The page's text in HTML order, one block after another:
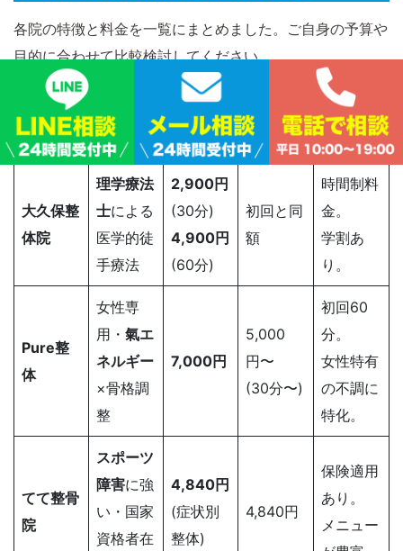
各院の特徴と料金を一覧にまとめました。ご自身の予算や
目的に合わせて比較検討してください。
院名 主な特徴
初回料金
(目安)
2回目以
降(目安)
施術時
間/備考
大久保整
体院
理学療法
士による
医学的徒
手療法
2,900円
(30分)
4,900円
(60分)
初回と同
額
時間制料
金。
学割あ
り。
Pure整
体
女性専
用・ 氣エ
ネルギー
×骨格調
整
7,000円
5,000
円〜
(30分〜)
初回60
分。
女性特有
の不調に
特化。
てて整骨
院
スポーツ
障害に強
い・国家
資格者在
4,840円
(症状別
整体)
4,840円
保険適用
あり。
メニュー